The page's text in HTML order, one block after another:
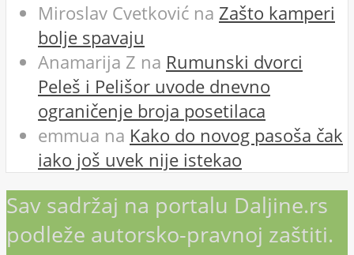
Miroslav Cvetković na Zašto kamperi
bolje spavaju
Anamarija Z na Rumunski dvorci
Peleš i Pelišor uvode dnevno
ograničenje broja posetilaca
emmua na Kako do novog pasoša čak
iako još uvek nije istekao
Sav sadržaj na portalu Daljine.rs
podleže autorsko-pravnoj zaštiti.